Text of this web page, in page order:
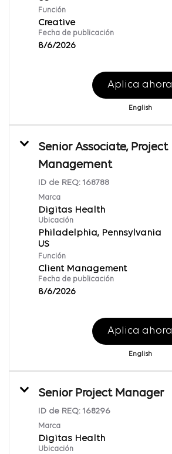
Función
Creative
Fecha de publicación
8/6/2026
Aplica ahora
English
Senior Associate, Project
Management
ID de REQ: 168788
Marca
Digitas Health
Ubicación
Philadelphia, Pennsylvania
Función
Client Management
Fecha de publicación
8/6/2026
Aplica ahora
English
Senior Project Manager
ID de REQ: 168296
Marca
Digitas Health
Ubicación